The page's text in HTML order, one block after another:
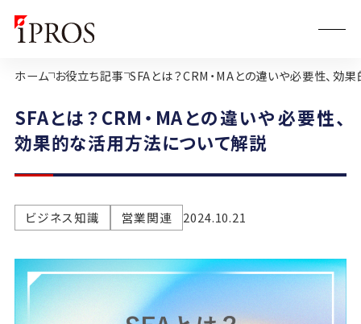
ホーム お役立ち記事 SFAとは？CRM・MAとの違いや必要性、効
SFAとは？CRM・MAとの違いや必要性、
効果的な活用方法について解説
ビジネス知識 営業関連 2024.10.21